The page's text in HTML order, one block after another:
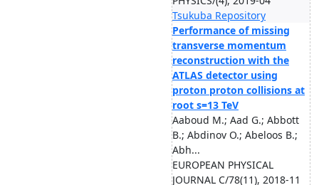
Tsukuba Repository
Performance of missing
transverse momentum
reconstruction with the
ATLAS detector using
proton proton collisions at
root s=13 TeV
Aaboud M.; Aad G.; Abbott
B.; Abdinov O.; Abeloos B.;
Abh...
EUROPEAN PHYSICAL
JOURNAL C/78(11), 2018-11